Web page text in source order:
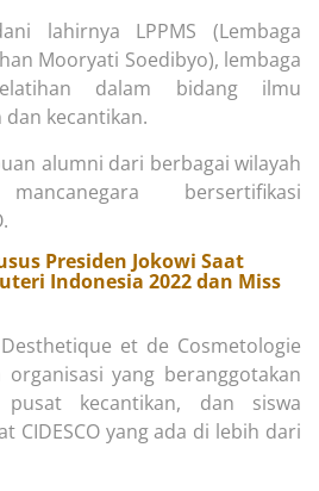
lahirnya LPPMS (Lembaga
Mooryati Soedibyo), lembaga
dalam bidang ilmu
kecantikan.
alumni dari berbagai wilayah
bersertifikasi
Presiden Jokowi Saat
Indonesia 2022 dan Miss
et de Cosmetologie
organisasi yang beranggotakan
pusat kecantikan, dan siswa
CIDESCO yang ada di lebih dari